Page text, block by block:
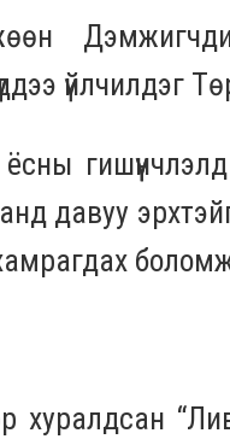
үйлчилдэг
гишүүнчлэлд
давуу
хуралдсан